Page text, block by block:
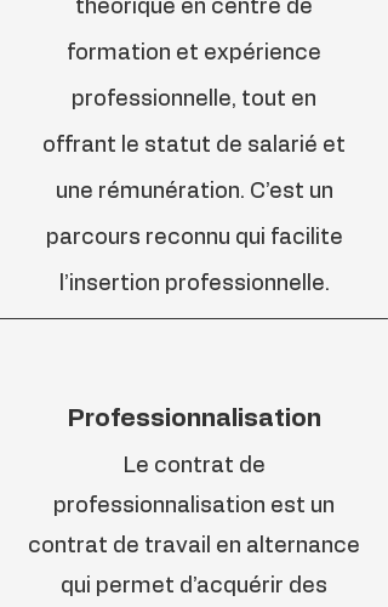
théorique en centre de
formation et expérience
professionnelle, tout en
offrant le statut de salarié et
une rémunération. C’est un
parcours reconnu qui facilite
l’insertion professionnelle.
Professionnalisation
Le contrat de
professionnalisation est un
contrat de travail en alternance
qui permet d’acquérir des